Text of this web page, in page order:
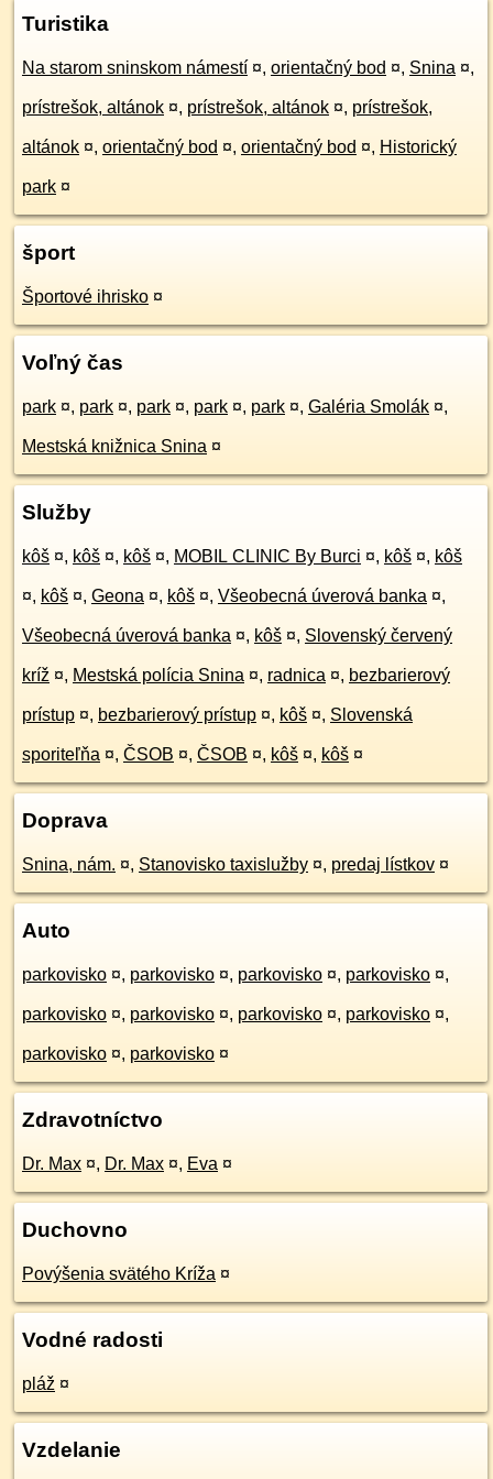
Turistika
Na starom sninskom námestí ¤, orientačný bod ¤, Snina ¤,
prístrešok, altánok ¤, prístrešok, altánok ¤, prístrešok,
altánok ¤, orientačný bod ¤, orientačný bod ¤, Historický
park ¤
šport
Športové ihrisko ¤
Voľný čas
park ¤, park ¤, park ¤, park ¤, park ¤, Galéria Smolák ¤,
Mestská knižnica Snina ¤
Služby
kôš ¤, kôš ¤, kôš ¤, MOBIL CLINIC By Burci ¤, kôš ¤, kôš
¤, kôš ¤, Geona ¤, kôš ¤, Všeobecná úverová banka ¤,
Všeobecná úverová banka ¤, kôš ¤, Slovenský červený
kríž ¤, Mestská polícia Snina ¤, radnica ¤, bezbarierový
prístup ¤, bezbarierový prístup ¤, kôš ¤, Slovenská
sporiteľňa ¤, ČSOB ¤, ČSOB ¤, kôš ¤, kôš ¤
Doprava
Snina, nám. ¤, Stanovisko taxislužby ¤, predaj lístkov ¤
Auto
parkovisko ¤, parkovisko ¤, parkovisko ¤, parkovisko ¤,
parkovisko ¤, parkovisko ¤, parkovisko ¤, parkovisko ¤,
parkovisko ¤, parkovisko ¤
Zdravotníctvo
Dr. Max ¤, Dr. Max ¤, Eva ¤
Duchovno
Povýšenia svätého Kríža ¤
Vodné radosti
pláž ¤
Vzdelanie